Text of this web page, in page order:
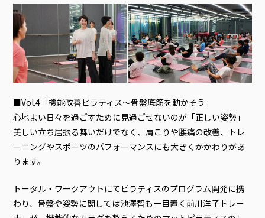
■Vol.4「機能改善ピラティス～骨盤底筋を動かそう」
心地よい日々を過ごすために見過ごせないのが「正しい姿勢」
美しい立ち居振る舞いだけでなく、肩こりや腰痛の改善、トレ
ーニングやスポーツのパフォーマンスにも大きくかかわりがあ
ります。
トータル・ワークアウトにてピラティスのプログラム開発に携
わり、骨盤や姿勢に関しては池澤智も一目置く前川洋子トレー